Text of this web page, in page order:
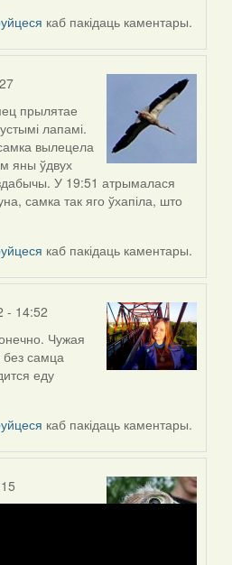
каб пакідаць каментары.
прылятае
лапамі.
вылецела
яны ўдвух
У 19:51 атрымалася
самка так яго ўхапіла, што
каб пакідаць каментары.
- 14:52
Чужая
самца
еду
каб пакідаць каментары.